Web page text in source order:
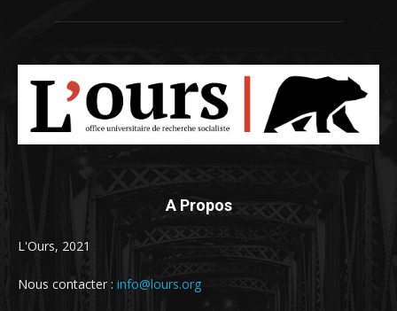
A Propos
L'Ours, 2021
Nous contacter : info@lours.org